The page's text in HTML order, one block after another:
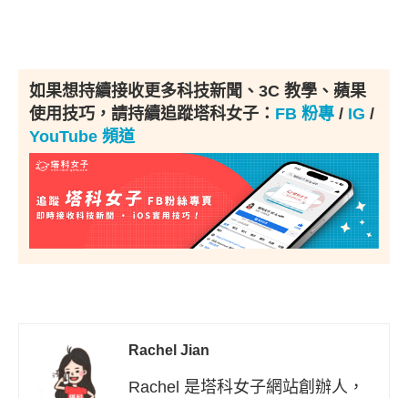
如果想持續接收更多科技新聞、3C 教學、蘋果
使用技巧，請持續追蹤塔科女子： FB 粉專 / IG /
YouTube 頻道
Rachel Jian
Rachel 是塔科女子網站創辦人，